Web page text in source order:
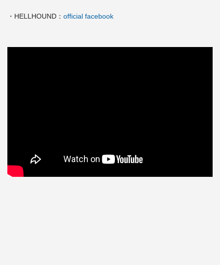
・HELLHOUND： official facebook